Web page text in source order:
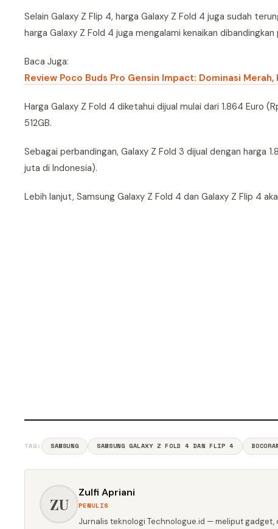
Selain Galaxy Z Flip 4, harga Galaxy Z Fold 4 juga sudah
harga Galaxy Z Fold 4 juga mengalami kenaikan dibandingkan
Baca Juga:
Review Poco Buds Pro Gensin Impact: Dominasi
Harga Galaxy Z Fold 4 diketahui dijual mulai dari 1.864 Euro
512GB.
Sebagai perbandingan, Galaxy Z Fold 3 dijual dengan harga
juta di Indonesia).
Lebih lanjut, Samsung Galaxy Z Fold 4 dan Galaxy Z Flip 4
TAG: SAMSUNG SAMSUNG GALAXY Z FOLD 4 DAN FLIP 4
ZU
Zulfi Apriani
PENULIS
Jurnalis teknologi Technologue.id — meliput